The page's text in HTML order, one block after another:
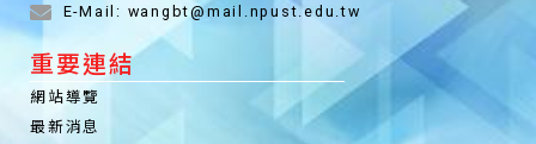
E-Mail: wangbt@mail.npust.edu.tw
重要連結
網站導覽
最新消息